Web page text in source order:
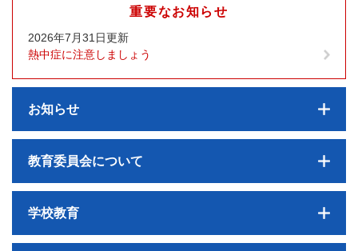
重要なお知らせ
2026年7月31日更新
熱中症に注意しましょう
お知らせ
教育委員会について
学校教育